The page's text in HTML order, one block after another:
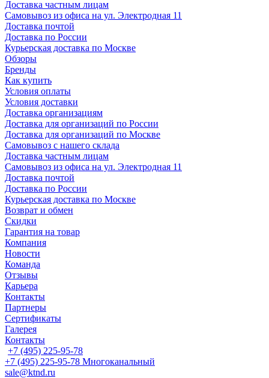
Доставка частным лицам
Самовывоз из офиса на ул. Электродная 11
Доставка почтой
Доставка по России
Курьерская доставка по Москве
Обзоры
Бренды
Как купить
Условия оплаты
Условия доставки
Доставка организациям
Доставка для организаций по России
Доставка для организаций по Москве
Самовывоз с нашего склада
Доставка частным лицам
Самовывоз из офиса на ул. Электродная 11
Доставка почтой
Доставка по России
Курьерская доставка по Москве
Возврат и обмен
Скидки
Гарантия на товар
Компания
Новости
Команда
Отзывы
Карьера
Контакты
Партнеры
Сертификаты
Галерея
Контакты
+7 (495) 225-95-78
+7 (495) 225-95-78 Многоканальный
sale@ktnd.ru